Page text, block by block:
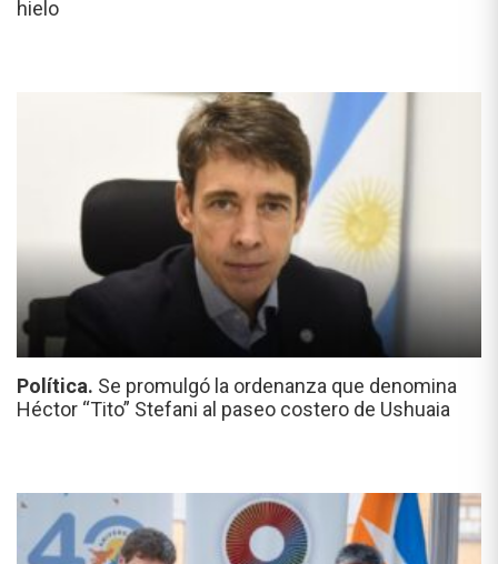
hielo
Política. Se promulgó la ordenanza que denomina
Héctor “Tito” Stefani al paseo costero de Ushuaia